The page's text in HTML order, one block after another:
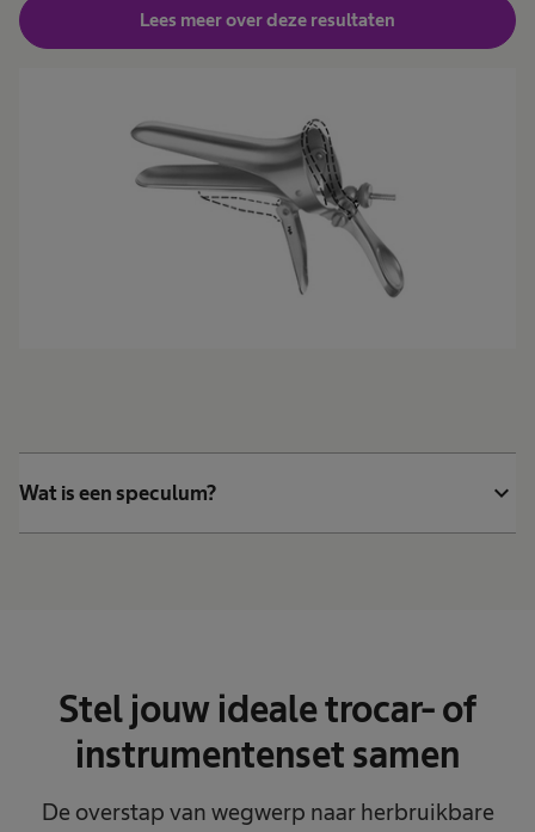
Lees meer over deze resultaten
Wat is een speculum? expand_more
Stel jouw ideale trocar- of
instrumentenset samen
De overstap van wegwerp naar herbruikbare